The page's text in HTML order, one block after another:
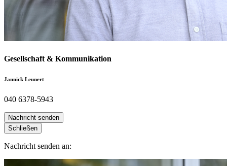
Gesellschaft & Kommunikation
Jannick Leunert
040 6378-5943
Nachricht senden
Schließen
Nachricht senden an: